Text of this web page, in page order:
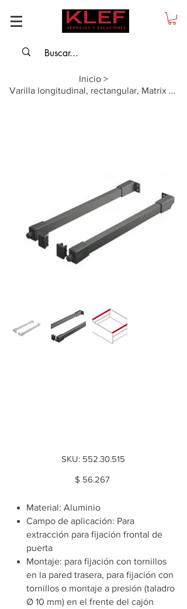
Inicio >
Varilla longitudinal, rectangular, Matrix Box Slim A, 500mm gris antracita
SKU: SKU
552.30.515
552.30.515
Price
$ 56.267
Material: Aluminio
Campo de aplicación: Para
extracción para fijación frontal de
puerta
Montaje: para fijación con tornillos
en la pared trasera, para fijación con
tornillos o montaje a presión (taladro
Ø 10 mm) en el frente del cajón